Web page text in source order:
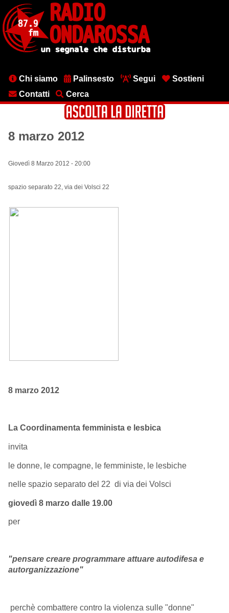
contenuto
principale
MenuChi siamo Palinsesto Segui
Sostieni
Contatti
Cerca
8 marzo 2012
Giovedì 8 Marzo 2012 - 20:00
spazio separato 22, via dei Volsci 22
8 marzo 2012
La Coordinamenta femminista e lesbica
invita
le donne, le compagne, le femministe, le lesbiche
nelle spazio separato del 22 di via dei Volsci
giovedì 8 marzo dalle 19.00
per
"pensare creare programmare attuare autodifesa e
autorganizzazione"
perchè combattere contro la violenza sulle "donne"